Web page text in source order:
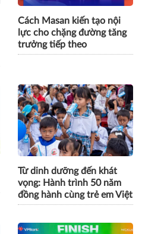
Cách Masan kiến tạo nội
lực cho chặng đường tăng
trưởng tiếp theo
Từ dinh dưỡng đến khát
vọng: Hành trình 50 năm
đồng hành cùng trẻ em Việt